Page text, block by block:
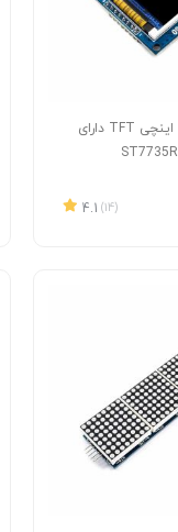
ماژول نمایشگر 1.8 اینچی TFT دارای
4.1 (14)